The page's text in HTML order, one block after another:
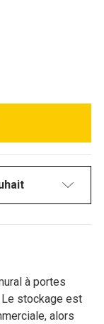
DE 14" X 24"
DE CABINET
à portes
stockage est
alors